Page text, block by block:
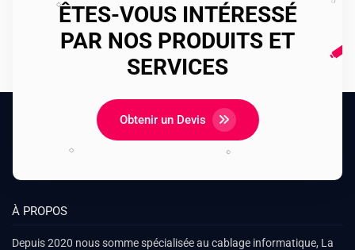
ÊTES-VOUS INTÉRESSÉ
PAR NOS PRODUITS ET
SERVICES
Obtenir un Devis
À PROPOS
Depuis 2020 nous somme spécialisée au cablage informatique, La